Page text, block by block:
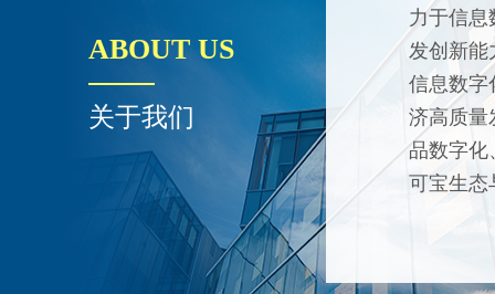
ABOUT US
关于我们
力于信息
发创新能
信息数字
济高质量
品数字化
可宝生态